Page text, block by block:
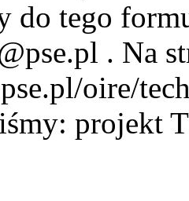
do tego
. Na
oire/
projekt